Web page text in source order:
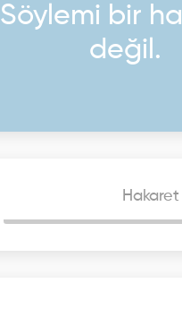
Söylemi bir
değil.
Hakaret